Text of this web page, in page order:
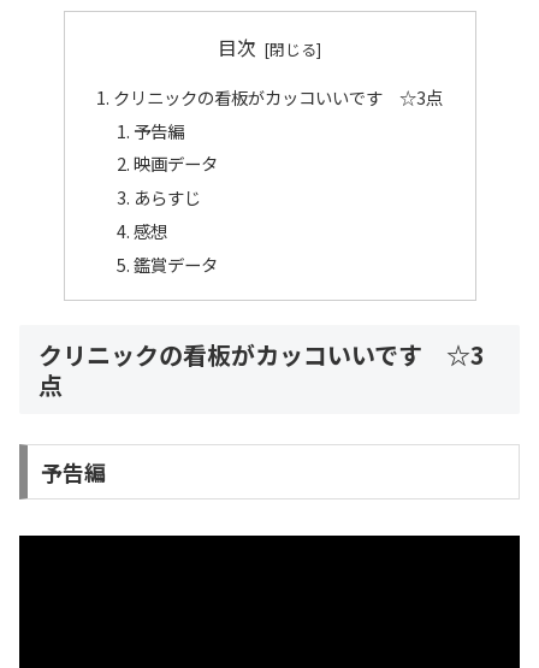
目次
クリニックの看板がカッコいいです ☆3点
予告編
映画データ
あらすじ
感想
鑑賞データ
クリニックの看板がカッコいいです ☆3
点
予告編